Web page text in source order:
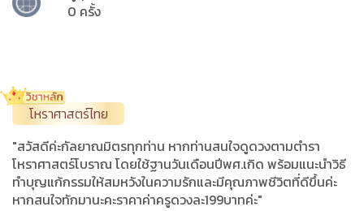
0 ครั้ง
โหราศาสตร์ไทย
"สวัสดี​ค่ะกัลยาณมิตร​ทุกท่าน​ หากท่านสนใจ​ดูดวงตามตำรา
โหราศาสตร์​โบราณ​ โดยใช้ฐานวันเดือนปี​พศ.เกิด พร้อมแนะนำ​วิธี​
ทำบุญ​แก้กรรม​ให้สมหวังในความรักและมีคุณภาพชีวิต​ที่ดีขึ้นค่ะ
หากสนใจทักมานะคะราคาค่าครูดวงละ199บาทค่ะ"